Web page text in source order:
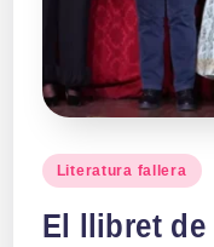
Publicado
Literatura fallera
El llibret de